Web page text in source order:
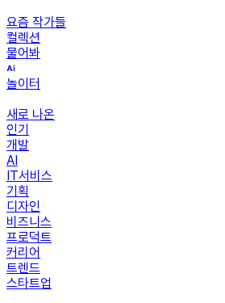
요즘 작가들
컬렉션
물어봐
놀이터
새로 나온
인기
개발
AI
IT서비스
기획
디자인
비즈니스
프로덕트
커리어
트렌드
스타트업